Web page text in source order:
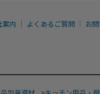
案内 よくあるご質問 お